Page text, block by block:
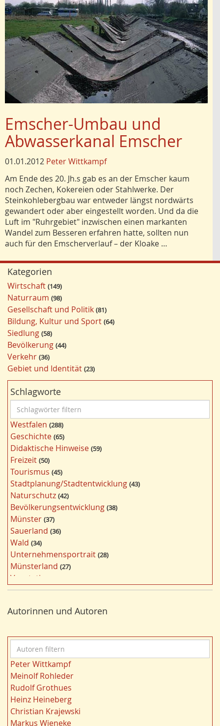
Emscher-Umbau und
Abwasserkanal Emscher
01.01.2012 Peter Wittkampf
Am Ende des 20. Jh.s gab es an der Emscher kaum
noch Zechen, Kokereien oder Stahlwerke. Der
Steinkohlebergbau war entweder längst nordwärts
gewandert oder aber eingestellt worden. Und da die
Luft im "Ruhrgebiet" inzwischen einen markanten
Wandel zum Besseren erfahren hatte, sollten nun
auch für den Emscherverlauf – der Kloake …
Kategorien
Wirtschaft 149
Naturraum 98
Gesellschaft und Politik 81
Bildung, Kultur und Sport 64
Siedlung 58
Bevölkerung 44
Verkehr 36
Gebiet und Identität 23
Schlagworte
c
h
l
a
g
w
ö
r
t
e
r
f
i
l
t
r
n
Westfalen 288
Geschichte 65
Didaktische Hinweise 59
Freizeit 50
Tourismus 45
Stadtplanung/Stadtentwicklung 43
Naturschutz 42
Bevölkerungsentwicklung 38
Münster 37
Sauerland 36
Wald 34
Unternehmensportrait 28
Münsterland 27
Vegetation
Nordrhein-Westfalen 25
Bildung 24
Kultur 22
Gewässer 21
Kulturlandschaft 21
Wohnen 21
Ruhrgebiet 20
Migration/Wanderung
Strukturwandel 20
Städtebau 20
Autorinnen und Autoren
u
t
o
r
e
n
Peter Wittkampf
Meinolf Rohleder
Rudolf Grothues
Heinz Heineberg
Christian Krajewski
Markus Wieneke